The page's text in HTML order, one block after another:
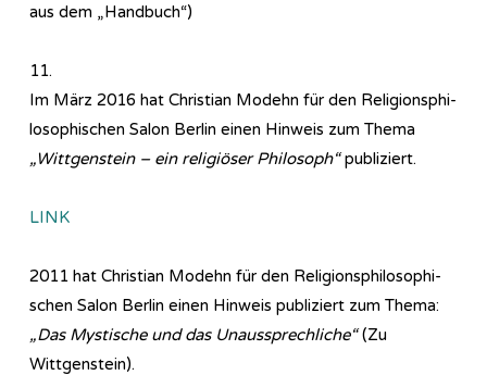
aus dem „Handbuch“)
11.
Im März 2016 hat Christian Modehn für den Re­li­gi­ons­phi­
lo­so­phi­sch­en Salon Berlin einen Hinweis zum Thema
„Wittgenstein – ein religiöser Philosoph“publiziert.
LINK
2011 hat Christian Modehn für den Re­li­gi­ons­phi­lo­so­phi­
sch­en Salon Berlin einen Hinweis publiziert zum Thema:
„Das Mystische und das Unaussprechliche“(Zu
Wittgenstein).